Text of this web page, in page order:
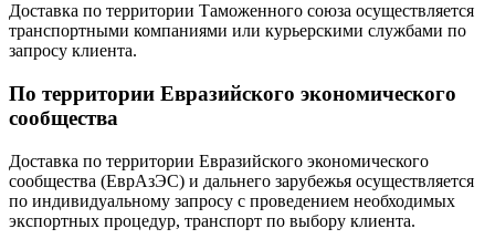
Доставка по территории Таможенного союза осуществляется
транспортными компаниями или курьерскими службами по
запросу клиента.
По территории Евразийского экономического
сообщества
Доставка по территории Евразийского экономического
сообщества (ЕврАзЭС) и дальнего зарубежья осуществляется
по индивидуальному запросу с проведением необходимых
экспортных процедур, транспорт по выбору клиента.